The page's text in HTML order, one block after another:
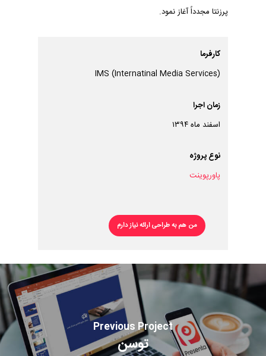
پرزنتا مجدداً آغاز نمود.
کارفرما
(IMS (Internatinal Media Services
زمان اجرا
اسفند ماه ۱۳۹۴
نوع پروژه
پاورپوینت
من هم به طراحی ارائه نیاز دارم
Previous Project
توسن